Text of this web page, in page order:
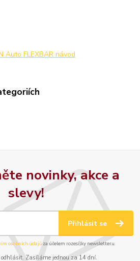
Auto FLEXBAR návod
novinky, akce a
slevy!
Přihlásit se
osobních údajůza účelem rozesílky newsletteru.
odhlásit. Zasíláme jednou za 14 dní.